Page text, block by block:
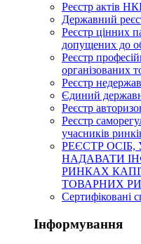
Реєстр актів
Державний
Реєстр цінних
допущених до
Реєстр
організованих
Реєстр
Єдиний
Реєстр
Реєстр
учасників
РЕЄСТР
НАДАВАТИ
РИНКАХ
ТОВАРНИХ
Сертифіковані
Інформування